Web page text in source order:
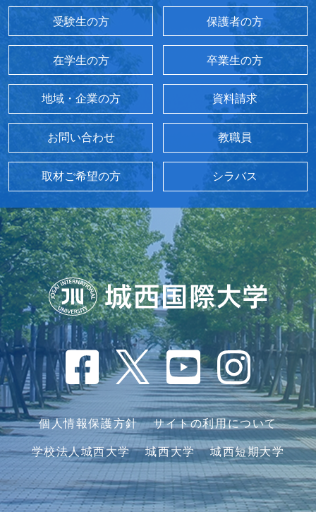
受験生の方 保護者の方
在学生の方 卒業生の方
地域・企業の方 資料請求
お問い合わせ 教職員
取材ご希望の方 シラバス
個人情報保護方針 サイトの利用について
学校法人城西大学 城西大学 城西短期大学